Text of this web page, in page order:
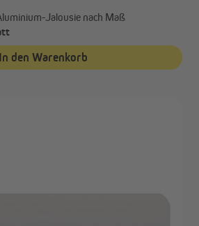
Jalousie nach Maß
In den Warenkorb